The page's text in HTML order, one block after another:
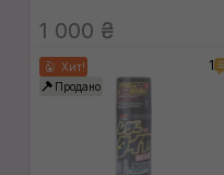
1 000 ₴
Хит!
Продано
1